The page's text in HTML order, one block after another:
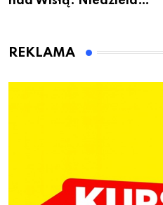
REKLAMA